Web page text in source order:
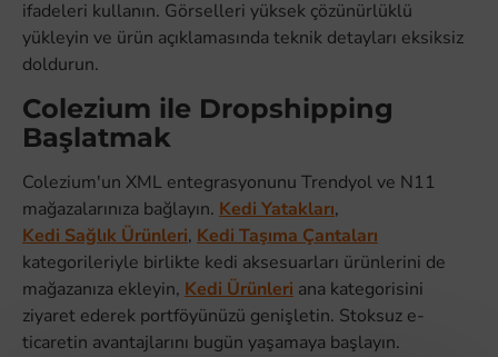
ifadeleri kullanın. Görselleri yüksek çözünürlüklü
yükleyin ve ürün açıklamasında teknik detayları eksiksiz
doldurun.
Colezium ile Dropshipping
Başlatmak
Colezium'un XML entegrasyonunu Trendyol ve N11
mağazalarınıza bağlayın. Kedi Yatakları,
Kedi Sağlık Ürünleri, Kedi Taşıma Çantaları
kategorileriyle birlikte kedi aksesuarları ürünlerini de
mağazanıza ekleyin, Kedi Ürünleri ana kategorisini
ziyaret ederek portföyünüzü genişletin. Stoksuz e-
ticaretin avantajlarını bugün yaşamaya başlayın.